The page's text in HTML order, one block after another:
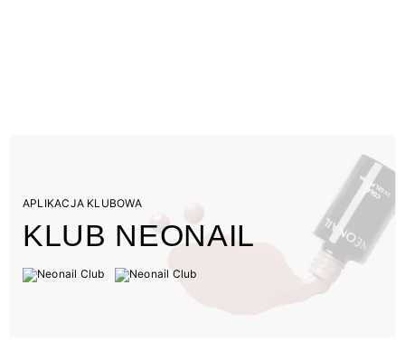
APLIKACJA KLUBOWA
KLUB NEONAIL